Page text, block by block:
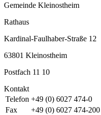
Gemeinde Kleinostheim
Rathaus
Kardinal-Faulhaber-Straße 12
63801 Kleinostheim
Postfach 11 10
Kontakt
Telefon +49 (0) 6027 474-0
Fax
+49 (0) 6027 474-200